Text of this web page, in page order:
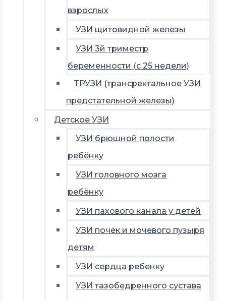
взрослых
УЗИ щитовидной железы
УЗИ 3й триместр
беременности (с 25 недели)
ТРУЗИ (трансректальное УЗИ
предстательной железы)
Детское УЗИ
УЗИ брюшной полости
ребёнку
УЗИ головного мозга
ребёнку
УЗИ пахового канала у детей
УЗИ почек и мочевого пузыря
детям
УЗИ сердца ребенку
УЗИ тазобедренного сустава